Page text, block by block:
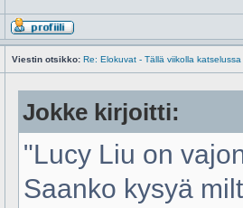
Viestin otsikko: Re: Elokuvat - Tällä viikolla katselussa
Jokke kirjoitti:
"Lucy Liu on
Saanko kysyä